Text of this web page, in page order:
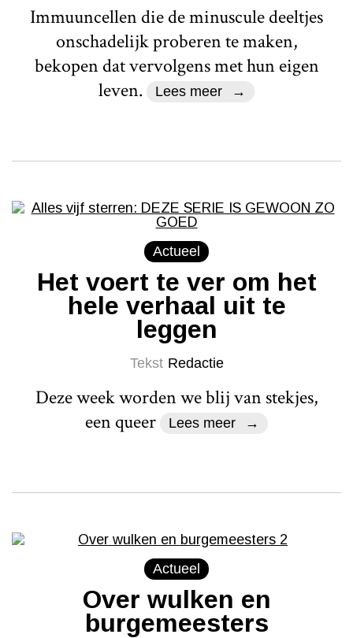
Immuuncellen die de minuscule deeltjes
onschadelijk proberen te maken,
bekopen dat vervolgens met hun eigen
leven.
Lees meer
Actueel
Het voert te ver om het
hele verhaal uit te
leggen
Tekst Redactie
Deze week worden we blij van stekjes,
een queer
Lees meer
Actueel
Over wulken en
burgemeesters